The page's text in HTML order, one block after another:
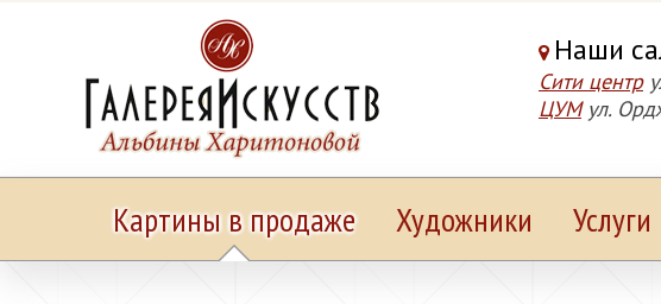
Наши
Сити центр
ЦУМ ул.
Картины в продаже Художники Услуги